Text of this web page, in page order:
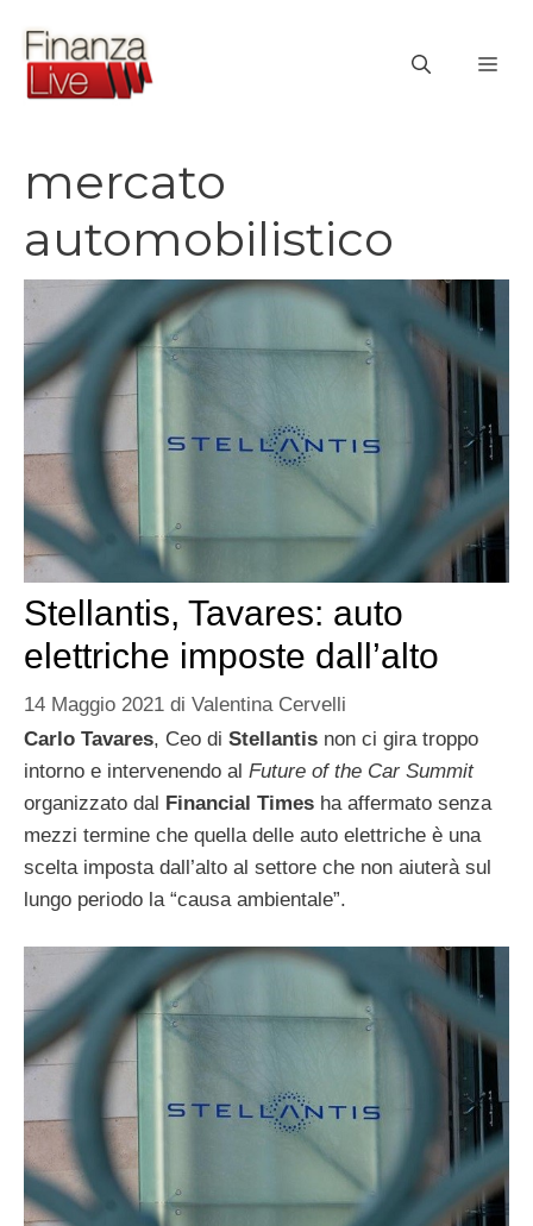
contenuto
mercato
automobilistico
Stellantis, Tavares: auto
elettriche imposte dall’alto
14 Maggio 2021 di Valentina Cervelli
Carlo Tavares, Ceo di Stellantis non ci gira troppo
intorno e intervenendo al Future of the Car Summit
organizzato dal Financial Times ha affermato senza
mezzi termine che quella delle auto elettriche è una
scelta imposta dall’alto al settore che non aiuterà sul
lungo periodo la “causa ambientale”.